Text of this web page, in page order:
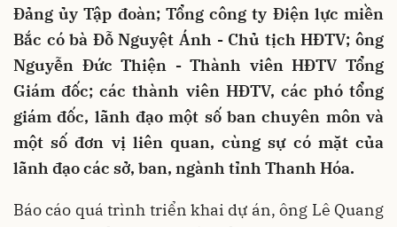
Đảng ủy Tập đoàn; Tổng công ty Điện lực miền
Bắc có bà Đỗ Nguyệt Ánh - Chủ tịch HĐTV; ông
Nguyễn Đức Thiện - Thành viên HĐTV Tổng
Giám đốc; các thành viên HĐTV, các phó tổng
giám đốc, lãnh đạo một số ban chuyên môn và
một số đơn vị liên quan, cùng sự có mặt của
lãnh đạo các sở, ban, ngành tỉnh Thanh Hóa.
Báo cáo quá trình triển khai dự án, ông Lê Quang